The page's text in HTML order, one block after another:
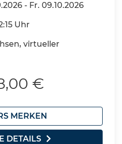
- Fr. 09.10.2026
Uhr
virtueller
€
MERKEN
DETAILS